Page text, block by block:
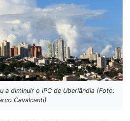
a diminuir o IPC de Uberlândia (Foto:
Cavalcanti)